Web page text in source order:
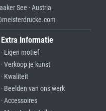
See · Austria
Extra Informatie
· Eigen motief
· Verkoop je kunst
· Kwaliteit
· Beelden van ons werk
· Accessoires